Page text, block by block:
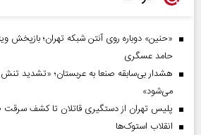
«حنین» دوباره روی آنتن شبکه تهران؛ بازپخش
حامد عسگری
هشدار بی‌سابقه صنعا به عربستان؛ «تشدید تنش
می‌شود»
پلیس تهران از دستگیری قاتلان تا کشف سرقت ۱۰ میلیاردی خبر داد
انقلاب استوک‌ها